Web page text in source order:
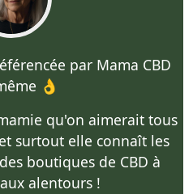
par Mama CBD
👌
qu'on aimerait tous
surtout elle connaît les
boutiques de CBD à
alentours !